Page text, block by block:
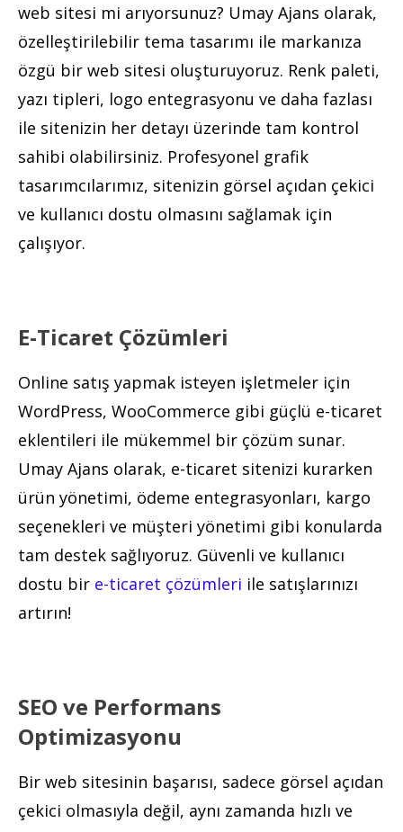
web sitesi mi arıyorsunuz? Umay Ajans olarak,
özelleştirilebilir tema tasarımı ile markanıza
özgü bir web sitesi oluşturuyoruz. Renk paleti,
yazı tipleri, logo entegrasyonu ve daha fazlası
ile sitenizin her detayı üzerinde tam kontrol
sahibi olabilirsiniz. Profesyonel grafik
tasarımcılarımız, sitenizin görsel açıdan çekici
ve kullanıcı dostu olmasını sağlamak için
çalışıyor.
E-Ticaret Çözümleri
Online satış yapmak isteyen işletmeler için
WordPress, WooCommerce gibi güçlü e-ticaret
eklentileri ile mükemmel bir çözüm sunar.
Umay Ajans olarak, e-ticaret sitenizi kurarken
ürün yönetimi, ödeme entegrasyonları, kargo
seçenekleri ve müşteri yönetimi gibi konularda
tam destek sağlıyoruz. Güvenli ve kullanıcı
dostu bir e-ticaret çözümleri ile satışlarınızı
artırın!
SEO ve Performans
Optimizasyonu
Bir web sitesinin başarısı, sadece görsel açıdan
çekici olmasıyla değil, aynı zamanda hızlı ve